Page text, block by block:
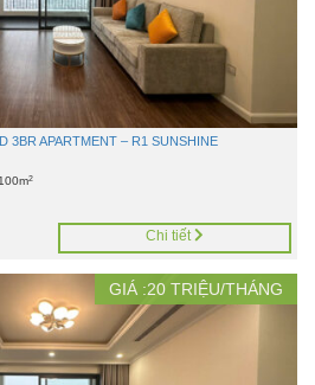
3BR APARTMENT – R1 SUNSHINE
2
Chi tiết
GIÁ :20 TRIỆU/THÁNG